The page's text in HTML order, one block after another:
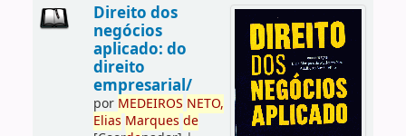
Direito dos
negócios
aplicado: do
direito
empresarial/
por MEDEIROS NETO,
Elias Marques de